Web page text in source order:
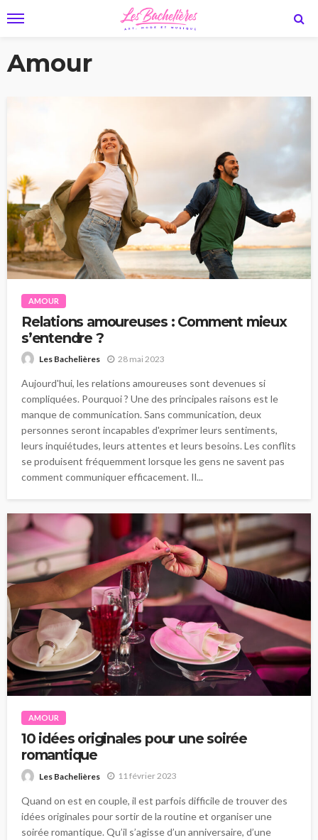
Amour
AMOUR
Relations amoureuses : Comment mieux
s’entendre ?
Les Bachelières 28 mai 2023
Aujourd'hui, les relations amoureuses sont devenues si
compliquées. Pourquoi ? Une des principales raisons est le
manque de communication. Sans communication, deux
personnes seront incapables d'exprimer leurs sentiments,
leurs inquiétudes, leurs attentes et leurs besoins. Les conflits
se produisent fréquemment lorsque les gens ne savent pas
comment communiquer efficacement. Il...
AMOUR
10 idées originales pour une soirée
romantique
Les Bachelières 11 février 2023
Quand on est en couple, il est parfois difficile de trouver des
idées originales pour sortir de la routine et organiser une
soirée romantique. Qu’il s’agisse d’un anniversaire, d’une